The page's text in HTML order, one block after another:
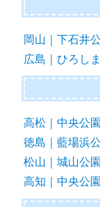
岡山｜下石井
広島｜ひろし
高松｜中央公
徳島｜藍場浜
松山｜城山公
高知｜中央公